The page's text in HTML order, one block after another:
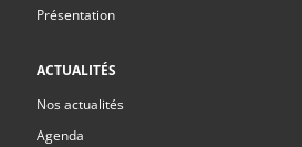
Présentation
ACTUALITÉS
Nos actualités
Agenda